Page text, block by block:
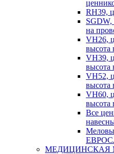
RH39,
SGDW,
на
VH26,
высота
VH39,
высота
VH52,
высота
VH60,
высота
Все
МЕДИЦИНСКАЯ